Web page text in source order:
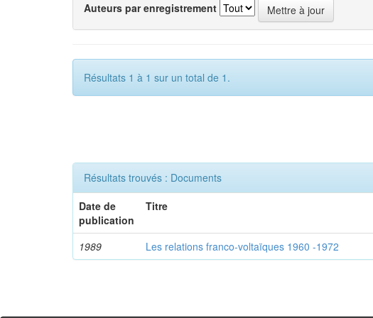
Auteurs par enregistrement
Résultats 1 à 1 sur un total de 1.
Résultats trouvés : Documents
Date de
publication
Titre
1989 Les relations franco-voltaïques 1960 -1972